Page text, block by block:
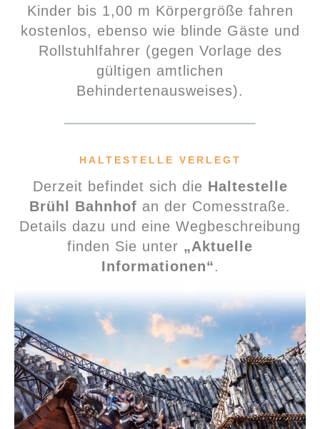
Kinder bis 1,00 m Körpergröße fahren
kostenlos, ebenso wie blinde Gäste und
Rollstuhlfahrer (gegen Vorlage des
gültigen amtlichen
Behindertenausweises).
HALTESTELLE VERLEGT
Derzeit befindet sich die Haltestelle
Brühl Bahnhof an der Comesstraße.
Details dazu und eine Wegbeschreibung
finden Sie unter „Aktuelle
Informationen“.